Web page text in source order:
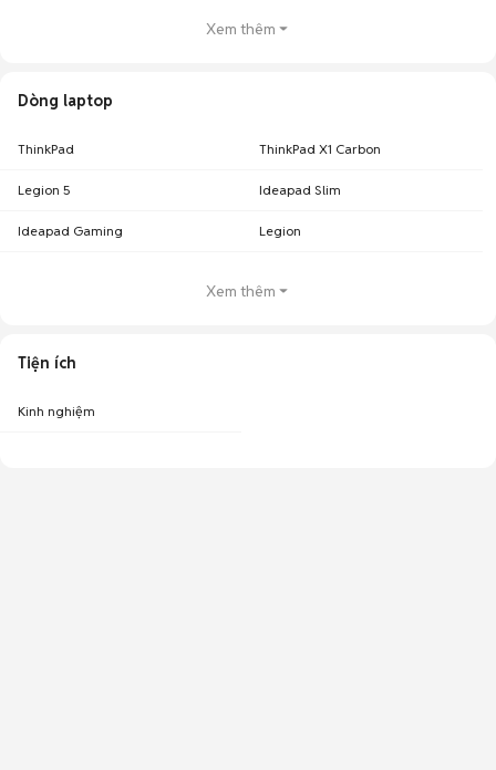
Xem thêm
Dòng laptop
ThinkPad ThinkPad X1 Carbon
Legion 5 Ideapad Slim
Ideapad Gaming Legion
Xem thêm
Tiện ích
Kinh nghiệm